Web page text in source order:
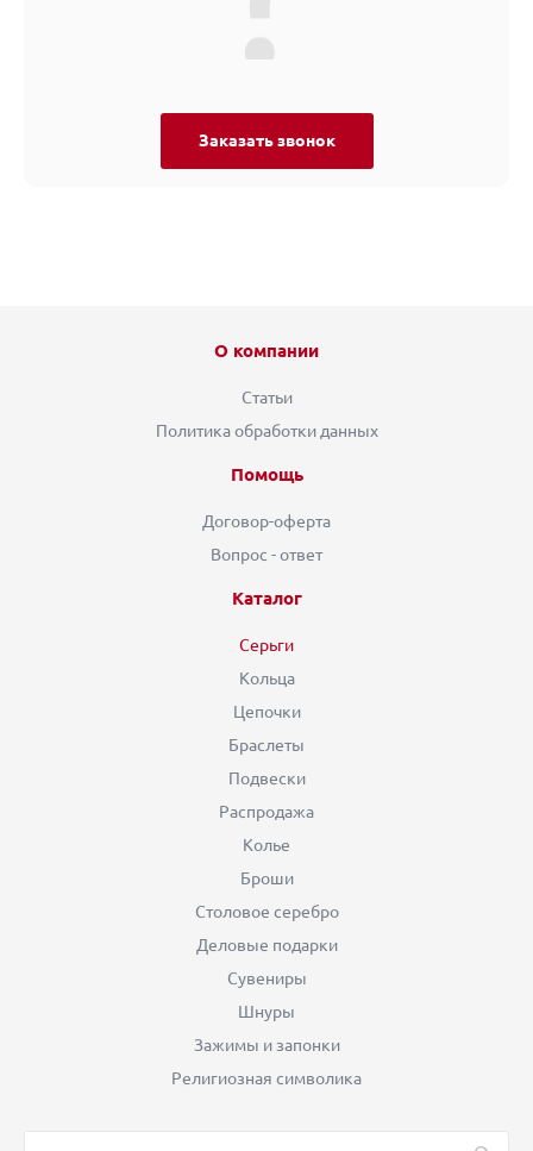
Заказать звонок
О компании
Статьи
Политика обработки данных
Помощь
Договор-оферта
Вопрос - ответ
Каталог
Серьги
Кольца
Цепочки
Браслеты
Подвески
Распродажа
Колье
Броши
Столовое серебро
Деловые подарки
Сувениры
Шнуры
Зажимы и запонки
Религиозная символика